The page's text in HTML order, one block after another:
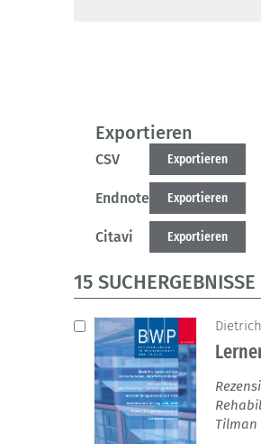
Exportieren
CSV Exportieren
Endnote Exportieren
Citavi Exportieren
15 SUCHERGEBNISSE
Tilman